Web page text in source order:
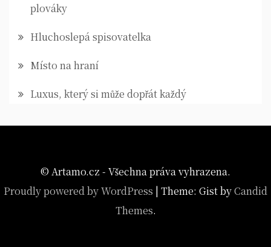
plováky
Hluchoslepá spisovatelka
Místo na hraní
Luxus, který si může dopřát každý
© Artamo.cz - Všechna práva vyhrazena.
Proudly powered by WordPress | Theme: Gist byCandid
Themes.